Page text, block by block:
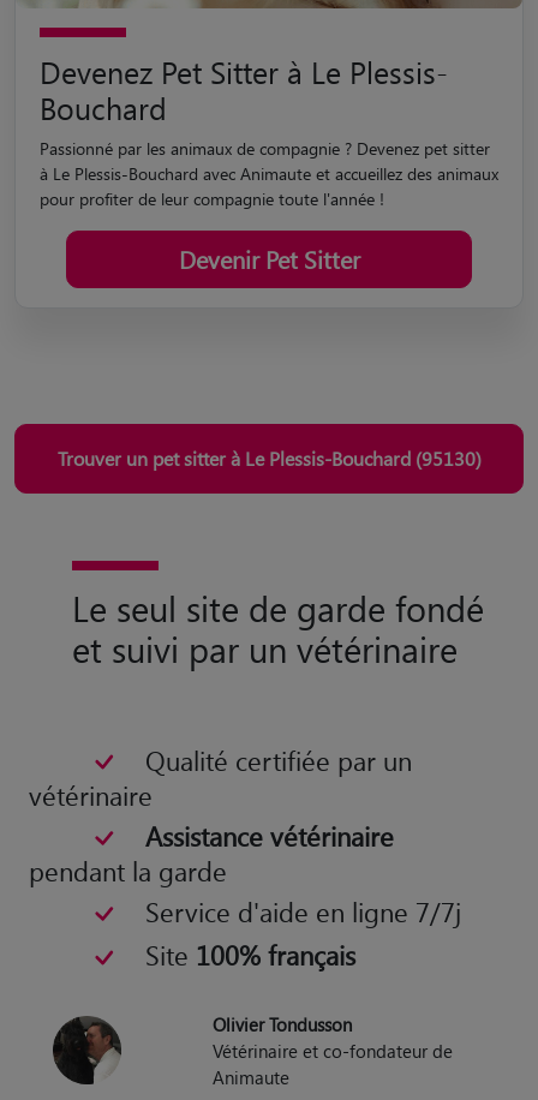
Devenez Pet Sitter à Le Plessis-
Bouchard
Passionné par les animaux de compagnie ? Devenez pet sitter
à Le Plessis-Bouchard avec Animaute et accueillez des animaux
pour profiter de leur compagnie toute l'année !
Devenir Pet Sitter
Trouver un pet sitter à Le Plessis-Bouchard (95130)
Le seul site de garde fondé
et suivi par un vétérinaire
Qualité certifiée par un
vétérinaire
Assistance vétérinaire
pendant la garde
Service d'aide en ligne 7/7j
Site 100% français
Olivier Tondusson
Vétérinaire et co-fondateur de
Animaute